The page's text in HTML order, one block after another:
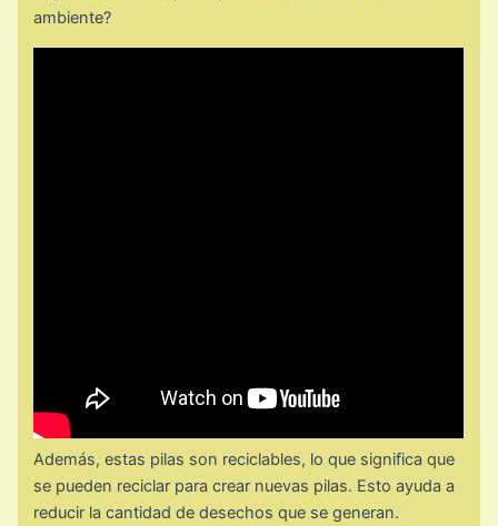
Además, estas pilas son reciclables, lo que significa que
se pueden reciclar para crear nuevas pilas. Esto ayuda a
reducir la cantidad de desechos que se generan.